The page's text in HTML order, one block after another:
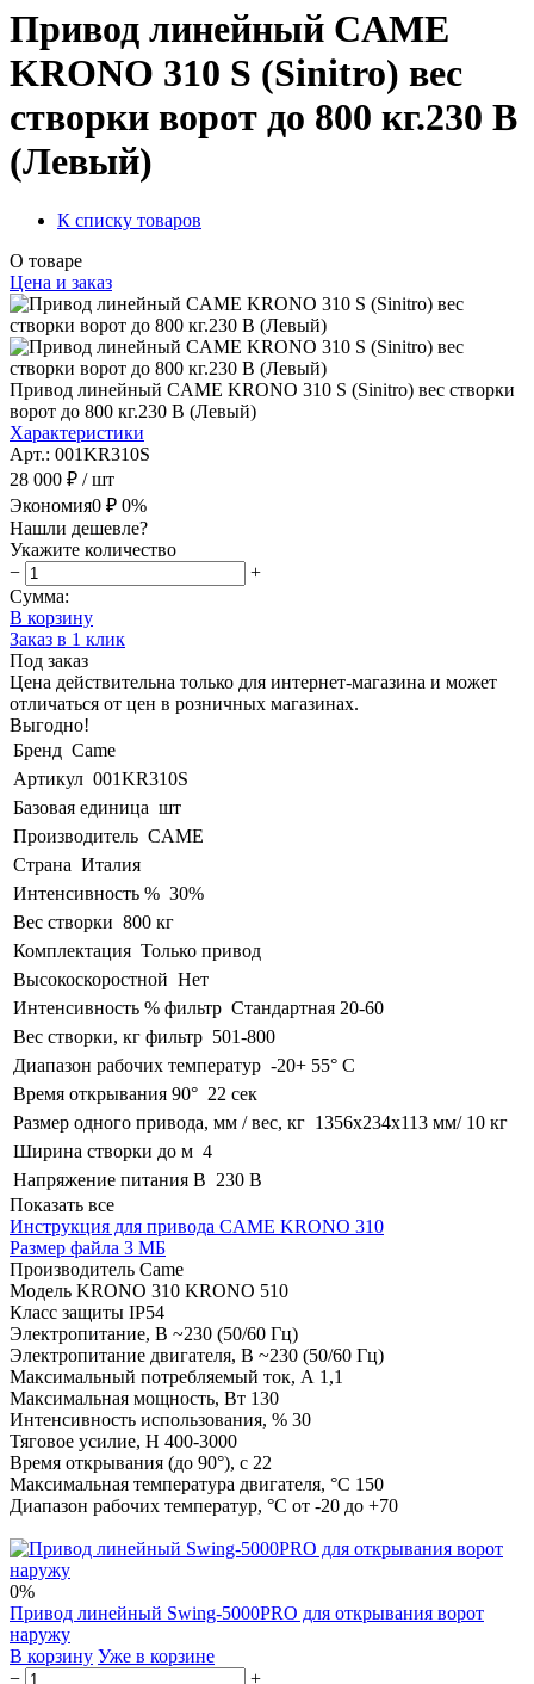
Привод линейный CAME
KRONO 310 S (Sinitro) вес
створки ворот до 800 кг.230 В
(Левый)
К списку товаров
О товаре
Цена и заказ
Привод линейный CAME KRONO 310 S (Sinitro) вес створки
ворот до 800 кг.230 В (Левый)
Характеристики
Арт.: 001KR310S
28 000 ₽ / шт
Экономия0 ₽ 0%
Нашли дешевле?
Укажите количество
−
+
Сумма:
В корзину
Заказ в 1 клик
Под заказ
Цена действительна только для интернет-магазина и может
отличаться от цен в розничных магазинах.
Выгодно!
Бренд Came
Артикул 001KR310S
Базовая единица шт
Производитель CAME
Страна Италия
Интенсивность % 30%
Вес створки 800 кг
Комплектация Только привод
Высокоскоростной Нет
Интенсивность % фильтр Стандартная 20-60
Вес створки, кг фильтр 501-800
Диапазон рабочих температур -20+ 55° C
Время открывания 90° 22 сек
Размер одного привода, мм / вес, кг 1356x234x113 мм/ 10 кг
Ширина створки до м 4
Напряжение питания В 230 В
Показать все
Инструкция для привода CAME KRONO 310
Размер файла 3 МБ
Производитель Came
Модель KRONO 310 KRONO 510
Класс защиты IP54
Электропитание, В ~230 (50/60 Гц)
Электропитание двигателя, В ~230 (50/60 Гц)
Максимальный потребляемый ток, А 1,1
Максимальная мощность, Вт 130
Интенсивность использования, % 30
Тяговое усилие, Н 400-3000
Время открывания (до 90°), с 22
Максимальная температура двигателя, °С 150
Диапазон рабочих температур, °С от -20 до +70
0%
Привод линейный Swing-5000PRO для открывания ворот
наружу
В корзину Уже в корзине
−
+